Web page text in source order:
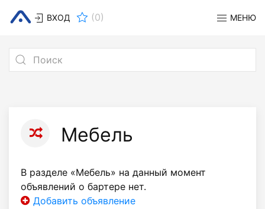
ВХОД (0) МЕНЮ
Мебель
В разделе «Мебель» на данный момент
объявлений о бартере нет.
Добавить объявление